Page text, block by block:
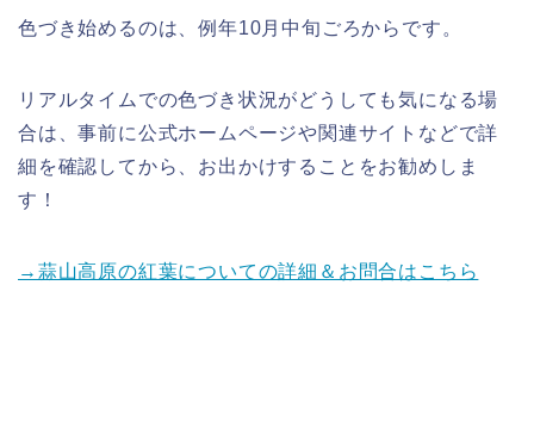
色づき始めるのは、例年10月中旬ごろからです。
リアルタイムでの色づき状況がどうしても気になる場
合は、事前に公式ホームページや関連サイトなどで詳
細を確認してから、お出かけすることをお勧めし ま
す！
→蒜山高原の紅葉についての詳細＆お問合はこちら